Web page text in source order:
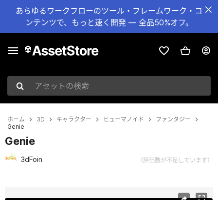
あらゆるワークフローのツール・フレームワーク・コ
ンテンツで、もっと速く開発 — 全品50%オフ。
アセットの検索
ホーム 3D キャラクター ヒューマノイド
ファンタジー
Genie
Genie
3dFoin （評価数が不足しています）